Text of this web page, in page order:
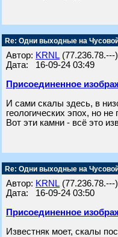
Re: Одни выходные на
Автор: KRNL (77.236.78.---)
Дата: 16-09-24 03:49
Присоединенное
И сами скалы здесь, в
геологических эпох, но не
Вот эти камни - всё это
Re: Одни выходные на
Автор: KRNL (77.236.78.---)
Дата: 16-09-24 03:50
Присоединенное
Известняк моет, скалы